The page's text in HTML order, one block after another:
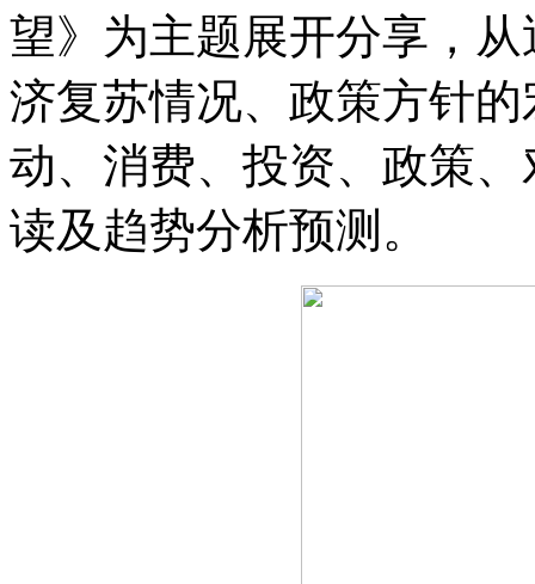
望》为主题展开分享，
济复苏情况、政策方针
动、消费、投资、政策
读及趋势分析预测。